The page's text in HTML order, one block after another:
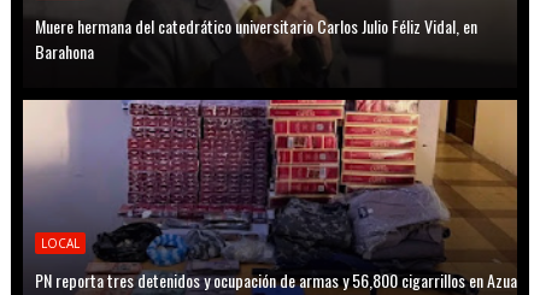
Muere hermana del catedrático universitario Carlos Julio Féliz Vidal, en
Barahona
LOCAL
PN reporta tres detenidos y ocupación de armas y 56,800 cigarrillos en Azua